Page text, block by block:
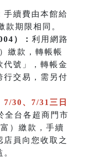
手續費由本館給
款期限相同。
）： 利用網路
繳款，轉帳帳
代號」，轉帳金
行交易，需另付
7/30、7/31三日
全台各超商門市
）繳款，手續
店員向您收取之